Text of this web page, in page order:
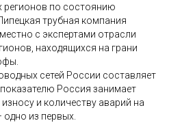
регионов по состоянию
трубная компания
с экспертами отрасли
находящихся на грани
сетей России составляет
Россия занимает
и количеству аварий на
из первых.